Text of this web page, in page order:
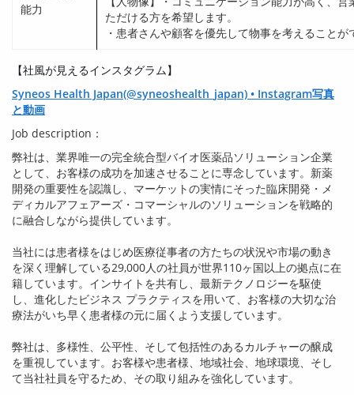
能力
ただける方を希望します。
・患者さんや顧客を優先して物事を考えること
【社風が見えるインスタグラム】
Syneos Health Japan(@syneoshealth_japan) • Instagram写真
と動画
Job description：
弊社は、業界唯一の完全統合型バイオ医薬品ソリューション企業
として、お客様の成功を加速させることに専念しています。新薬
開発の重要性を認識し、マーケットの実情にそった臨床開発・メ
ディカルアフェアーズ・コマーシャルのソリューションを戦略的
に融合しながら提供しています。
当社には患者様をはじめ医療従事者の方たちの状況や市場の動き
を深く理解している29,000人の社員が世界110ヶ国以上の拠点に在
籍しています。インサイトを共有し、最新テクノロジーを駆使
し、進化したビジネス プラクティスを用いて、お客様の大切な治
療法がいち早く患者様の元に届くよう支援しています。
弊社は、多様性、公平性、そして包括性のあるカルチャーの醸成
を重視しています。お客様や患者様、地域社会、地球環境、そし
て当社社員を守るため、その取り組みを強化しています。